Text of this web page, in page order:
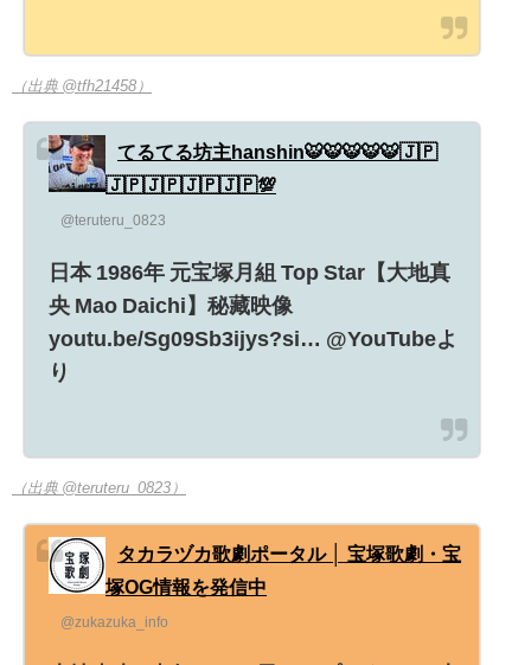
（出典 @tfh21458）
てるてる坊主hanshin🐯🐯🐯🐯🐯🇯🇵
🇯🇵🇯🇵🇯🇵🇯🇵💯
@teruteru_0823
日本 1986年 元宝塚月組 Top Star【大地真
央 Mao Daichi】秘藏映像
youtu.be/Sg09Sb3ijys?si… @YouTubeよ
り
（出典 @teruteru_0823）
タカラヅカ歌劇ポータル │ 宝塚歌劇・宝
塚OG情報を発信中
@zukazuka_info